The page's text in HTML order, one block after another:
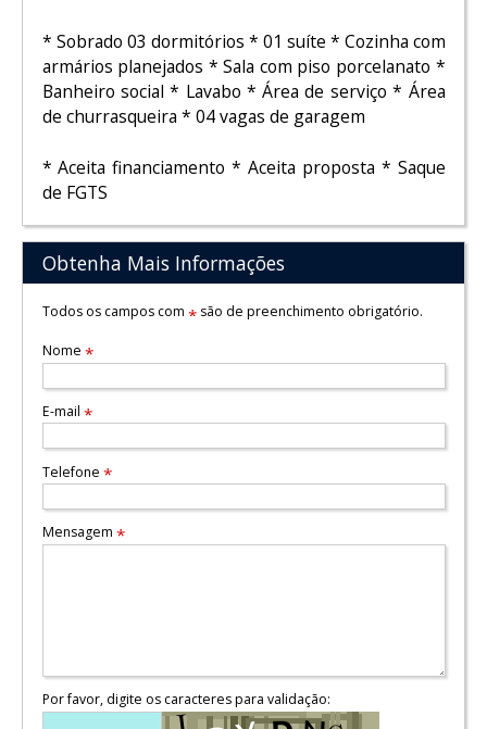
* Sobrado 03 dormitórios * 01 suíte * Cozinha com
armários planejados * Sala com piso porcelanato *
Banheiro social * Lavabo * Área de serviço * Área
de churrasqueira * 04 vagas de garagem
* Aceita financiamento * Aceita proposta * Saque
de FGTS
Obtenha Mais Informações
Todos os campos com *são de preenchimento obrigatório.
Nome *
E-mail *
Telefone *
Mensagem *
Por favor, digite os caracteres para validação: